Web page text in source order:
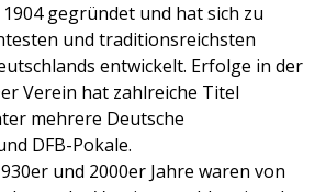
gegründet und hat sich zu
und traditionsreichsten
entwickelt. Erfolge in der
Verein hat zahlreiche Titel
mehrere Deutsche
DFB-Pokale.
und 2000er Jahre waren von